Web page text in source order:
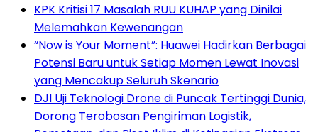
KPK Kritisi 17 Masalah RUU KUHAP yang Dinilai
Melemahkan Kewenangan
“Now is Your Moment”: Huawei Hadirkan Berbagai
Potensi Baru untuk Setiap Momen Lewat Inovasi
yang Mencakup Seluruh Skenario
DJI Uji Teknologi Drone di Puncak Tertinggi Dunia,
Dorong Terobosan Pengiriman Logistik,